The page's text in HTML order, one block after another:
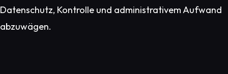
Datenschutz, Kontrolle und administrativem Aufwand
abzuwägen.